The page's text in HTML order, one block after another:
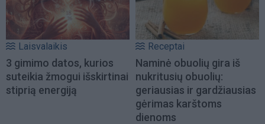
Laisvalaikis
3 gimimo datos, kurios
suteikia žmogui išskirtinai
stiprią energiją
Receptai
Naminė obuolių gira iš
nukritusių obuolių:
geriausias ir gardžiausias
gėrimas karštoms
dienoms